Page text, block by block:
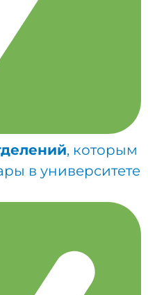
, которым
в университете